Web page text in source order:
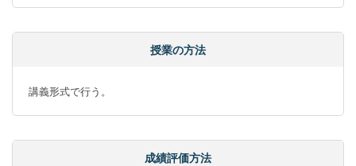
授業の方法
講義形式で行う。
成績評価方法